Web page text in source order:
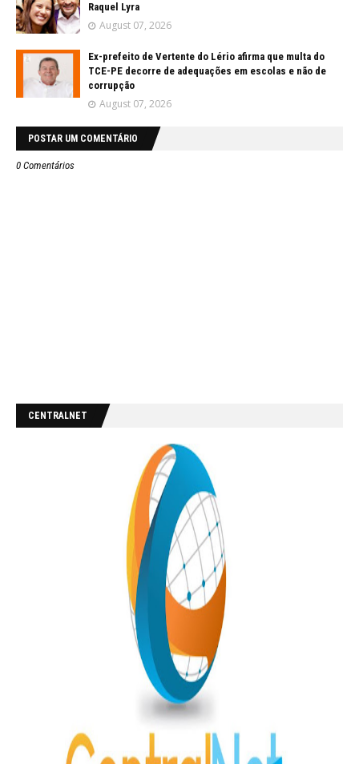
Raquel Lyra
August 07, 2026
Ex-prefeito de Vertente do Lério afirma que multa do
TCE-PE decorre de adequações em escolas e não de
corrupção
August 07, 2026
POSTAR UM COMENTÁRIO
0 Comentários
CENTRALNET